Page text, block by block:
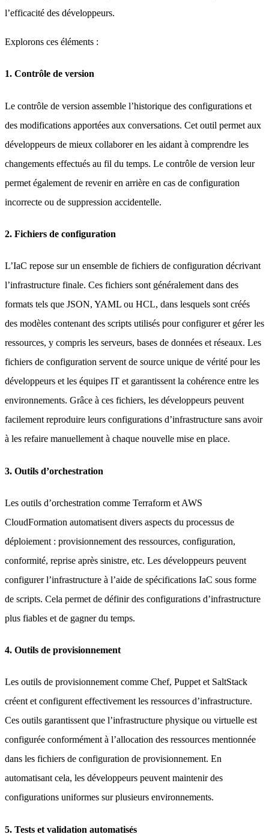
l’efficacité des développeurs.
Explorons ces éléments :
1. Contrôle de version
Le contrôle de version assemble l’historique des configurations et
des modifications apportées aux conversations. Cet outil permet aux
développeurs de mieux collaborer en les aidant à comprendre les
changements effectués au fil du temps. Le contrôle de version leur
permet également de revenir en arrière en cas de configuration
incorrecte ou de suppression accidentelle.
2. Fichiers de configuration
L’IaC repose sur un ensemble de fichiers de configuration décrivant
l’infrastructure finale. Ces fichiers sont généralement dans des
formats tels que JSON, YAML ou HCL, dans lesquels sont créés
des modèles contenant des scripts utilisés pour configurer et gérer les
ressources, y compris les serveurs, bases de données et réseaux. Les
fichiers de configuration servent de source unique de vérité pour les
développeurs et les équipes IT et garantissent la cohérence entre les
environnements. Grâce à ces fichiers, les développeurs peuvent
facilement reproduire leurs configurations d’infrastructure sans avoir
à les refaire manuellement à chaque nouvelle mise en place.
3. Outils d’orchestration
Les outils d’orchestration comme Terraform et AWS
CloudFormation automatisent divers aspects du processus de
déploiement : provisionnement des ressources, configuration,
conformité, reprise après sinistre, etc. Les développeurs peuvent
configurer l’infrastructure à l’aide de spécifications IaC sous forme
de scripts. Cela permet de définir des configurations d’infrastructure
plus fiables et de gagner du temps.
4. Outils de provisionnement
Les outils de provisionnement comme Chef, Puppet et SaltStack
créent et configurent effectivement les ressources d’infrastructure.
Ces outils garantissent que l’infrastructure physique ou virtuelle est
configurée conformément à l’allocation des ressources mentionnée
dans les fichiers de configuration de provisionnement. En
automatisant cela, les développeurs peuvent maintenir des
configurations uniformes sur plusieurs environnements.
5. Tests et validation automatisés